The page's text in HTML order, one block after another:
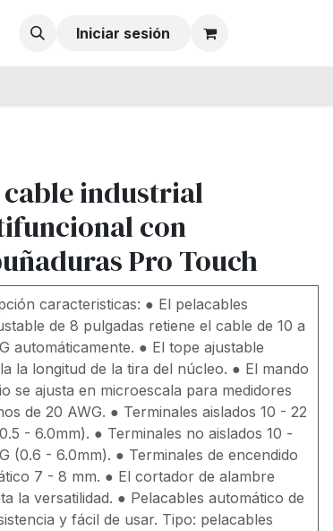
Iniciar sesión
cable industrial
con
Pro Touch
caracteristicas: ● El pelacables
de 8 pulgadas retiene el cable de 10 a
automáticamente. ● El tope ajustable
la longitud de la tira del núcleo. ● El mando
se ajusta en microescala para medidores
de 20 AWG. ● Terminales aislados 10 - 22
- 6.0mm). ● Terminales no aislados 10 -
(0.6 - 6.0mm). ● Terminales de encendido
7 - 8 mm. ● El cortador de alambre
la versatilidad. ● Pelacables automático de
y fácil de usar. Tipo: pelacables